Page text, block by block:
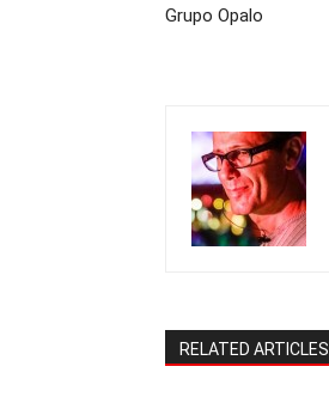
Grupo Opalo
RELATED ARTICLES